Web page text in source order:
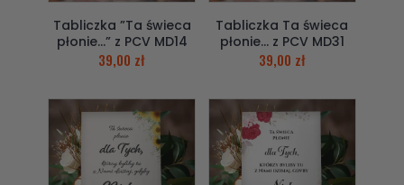
Tabliczka ”Ta świeca
płonie…” z PCV MD14
39,00 zł
Tabliczka Ta świeca
płonie… z PCV MD31
39,00 zł